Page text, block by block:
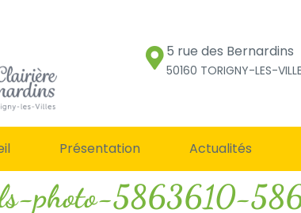
5 rue des Bernardins
50160 TORIGNY-LES-
Présentation Actualités
photo-5863610-